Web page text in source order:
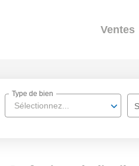
Ventes
Sélectionnez...
Type de bien